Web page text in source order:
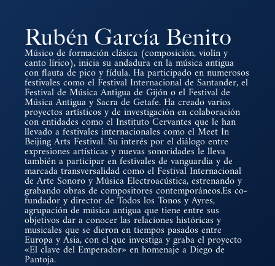
Rubén García Benito
Músico de formación clásica (composición, violín y
canto lírico), inicia su andadura en la música antigua
con flauta de pico y fídula. Ha participado en numerosos
festivales como el Festival Internacional de Santander, el
Festival de Música Antigua de Gijón o el Festival de
Música Antigua y Sacra de Getafe. Ha creado varios
proyectos artísticos y de investigación en colaboración
con entidades como el Instituto Cervantes que le han
llevado a festivales internacionales como el Meet In
Beijing Arts Festival. Su interés por el diálogo entre
expresiones artísticas y nuevas sonoridades le lleva
también a participar en festivales de vanguardia y de
marcada transversalidad como el Festival Internacional
de Arte Sonoro y Música Electroacústica, estrenando y
grabando obras de compositores contemporáneos.Es co-
fundador y director de Todos los Tonos y Ayres,
agrupación de música antigua que tiene entre sus
objetivos dar a conocer las relaciones históricas y
musicales que se dieron en tiempos pasados entre
Europa y Asia, con el que investiga y graba el proyecto
«El clave del Emperador» en homenaje a Diego de
Pantoja.